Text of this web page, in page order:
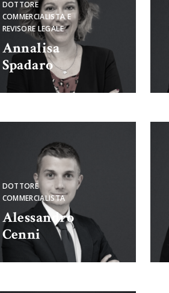
DOTTORE
COMMERCIALISTA E
REVISORE LEGALE
Annalisa
Spadaro
DOTTORE
COMMERCIALISTA
Alessandro
Cenni